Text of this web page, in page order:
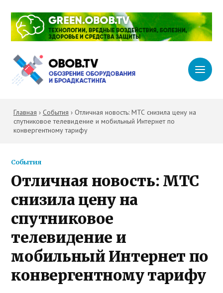
Главная › События › Отличная новость: МТС снизила цену на
спутниковое телевидение и мобильный Интернет по
конвергентному тарифу
События
Отличная новость: МТС
снизила цену на
спутниковое
телевидение и
мобильный Интернет по
конвергентному тарифу